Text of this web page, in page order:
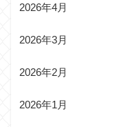
2026年4月
2026年3月
2026年2月
2026年1月